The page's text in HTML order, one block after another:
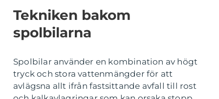
Tekniken bakom
spolbilarna
Spolbilar använder en kombination av högt
tryck och stora vattenmängder för att
avlägsna allt ifrån fastsittande avfall till rost